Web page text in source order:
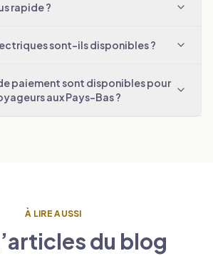
rapide ?
sont-ils disponibles ?
paiement sont disponibles pour
aux Pays-Bas ?
À LIRE AUSSI
du blog
2026 un transfert aéroport